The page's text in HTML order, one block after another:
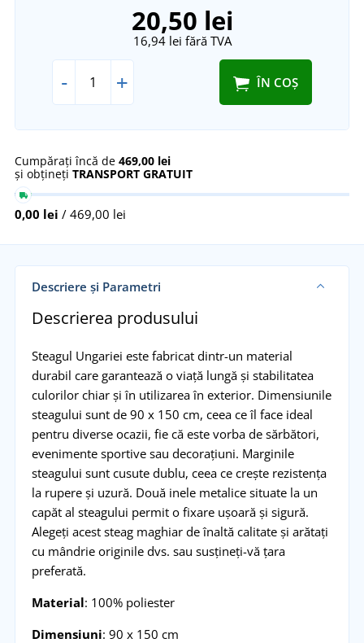
20,50 lei
16,94 lei fără TVA
- + ÎN COȘ
Cumpărați încă de 469,00 lei
și obțineți TRANSPORT GRATUIT
0,00 lei / 469,00 lei
Descriere și Parametri
Descrierea produsului
Steagul Ungariei este fabricat dintr-un material
durabil care garantează o viață lungă și stabilitatea
culorilor chiar și în utilizarea în exterior. Dimensiunile
steagului sunt de 90 x 150 cm, ceea ce îl face ideal
pentru diverse ocazii, fie că este vorba de sărbători,
evenimente sportive sau decorațiuni. Marginile
steagului sunt cusute dublu, ceea ce crește rezistența
la rupere și uzură. Două inele metalice situate la un
capăt al steagului permit o fixare ușoară și sigură.
Alegeți acest steag maghiar de înaltă calitate și arătați
cu mândrie originile dvs. sau susțineți-vă țara
preferată.
Material: 100% poliester
Dimensiuni: 90 x 150 cm